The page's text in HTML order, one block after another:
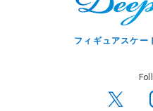
フィギュアスケー